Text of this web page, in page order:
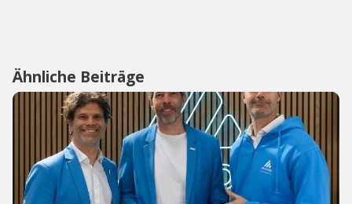
Ähnliche Beiträge